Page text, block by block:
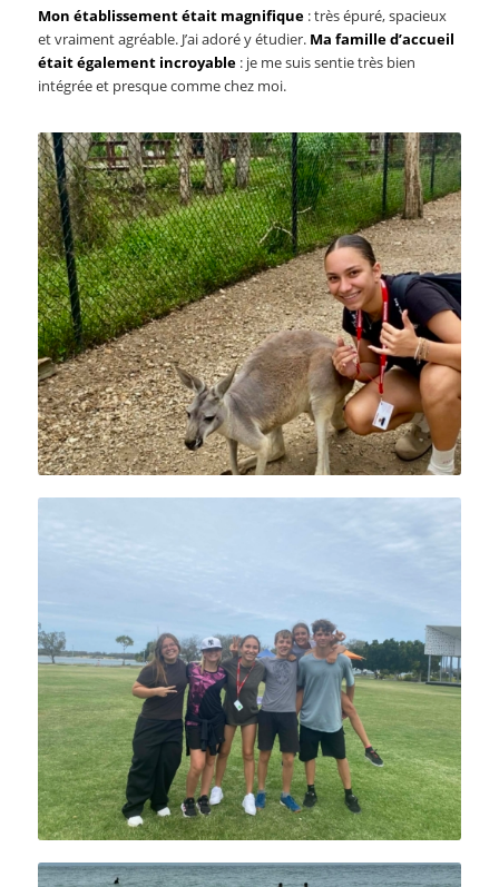
Mon établissement était magnifique: très épuré, spacieux
et vraiment agréable. J’ai adoré y étudier. Ma famille d’accueil
était également incroyable: je me suis sentie très bien
intégrée et presque comme chez moi.